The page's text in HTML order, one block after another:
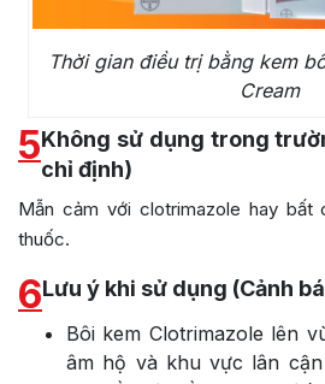
Thời gian điều trị bằng kem
Cream
5Không sử dụng trong
chỉ định)
Mẫn cảm với clotrimazole hay bất
thuốc.
6Lưu ý khi sử dụng (Cảnh
Bôi kem Clotrimazole lên
âm hộ và khu vực lân